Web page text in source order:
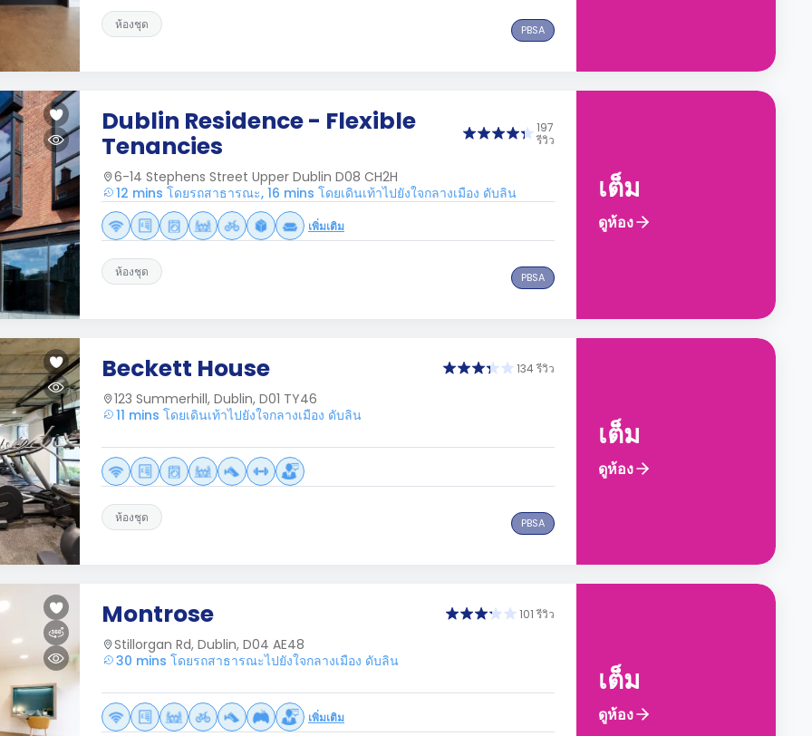
ห้องชุด PBSA
Dublin Residence - Flexible
Tenancies
197
รีวิว
6-14 Stephens Street Upper Dublin D08 CH2H
12 mins โดยรถสาธารณะ, 16 mins โดยเดินเท้าไปยังใจกลางเมือง ดับลิน
เพิ่มเติม
ห้องชุด PBSA
เต็ม
ดูห้อง
Beckett House 134 รีวิว
123 Summerhill, Dublin, D01 TY46
11 mins โดยเดินเท้าไปยังใจกลางเมือง ดับลิน
ห้องชุด PBSA
เต็ม
ดูห้อง
Montrose 101 รีวิว
Stillorgan Rd, Dublin, D04 AE48
30 mins โดยรถสาธารณะไปยังใจกลางเมือง ดับลิน
เพิ่มเติม
เต็ม
ดูห้อง